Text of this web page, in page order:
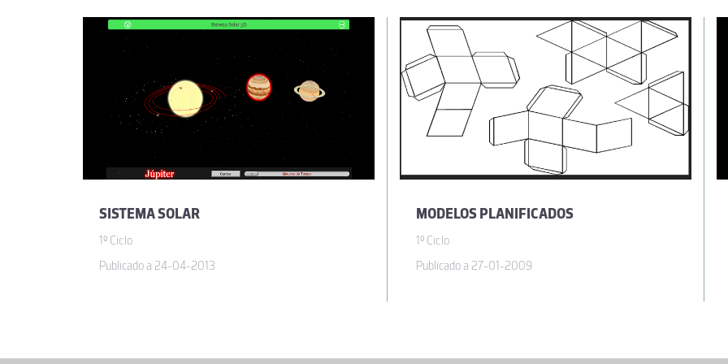
SISTEMA SOLAR
1º Ciclo
Publicado a 24-04-2013
MODELOS PLANIFICADOS
1º Ciclo
Publicado a 27-01-2009